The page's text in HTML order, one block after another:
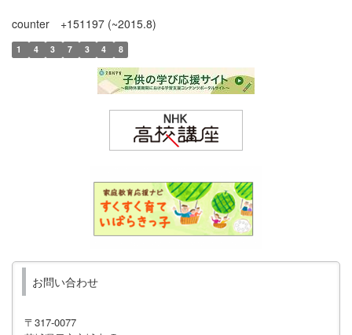
counter +151197 (~2015.8)
1 4 3 7 3 4 8
お問い合わせ
〒317-0077